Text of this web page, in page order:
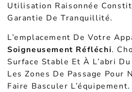
Utilisation Raisonnée
Garantie De Tranquillité.
L’emplacement De Votre
Soigneusement Réfléchi.
Surface Stable Et À L’abri
Les Zones De Passage Pour
Faire Basculer